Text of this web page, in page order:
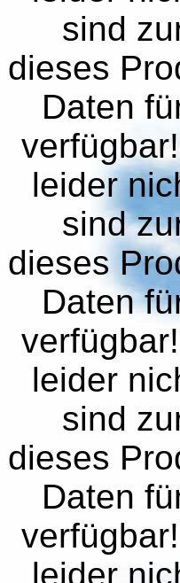
sind
dieses
Daten
leider
sind
dieses
Daten
leider
sind
dieses
Daten
leider